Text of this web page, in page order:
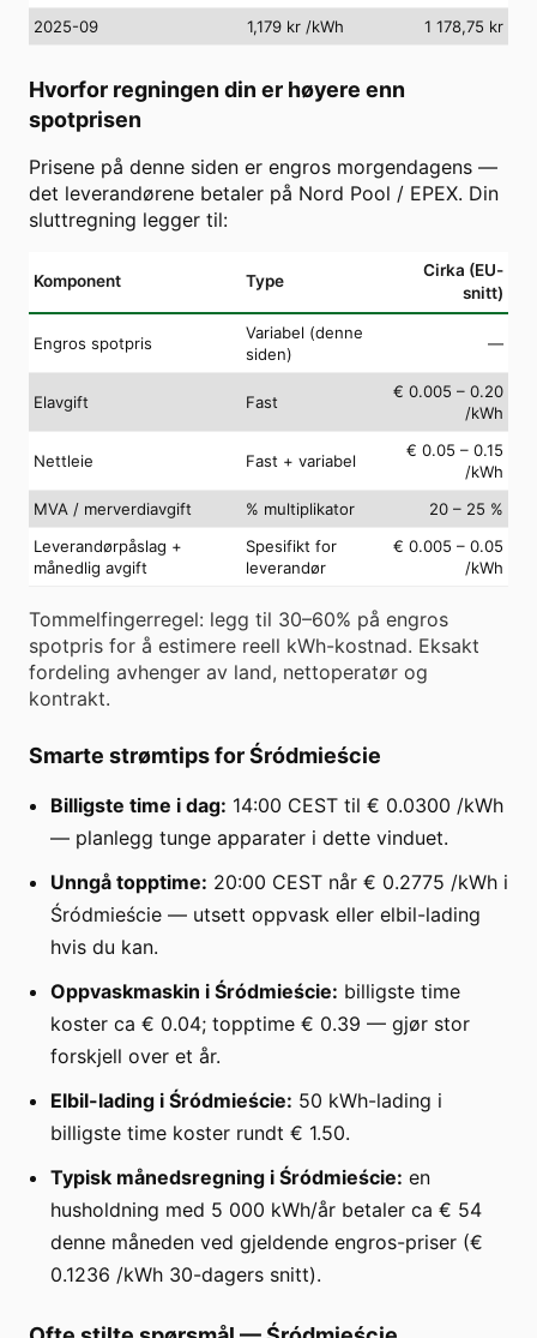
2025-09
1,179 kr /kWh 1 178,75 kr
Hvorfor regningen din er høyere enn
spotprisen
Prisene på denne siden er engros morgendagens —
det leverandørene betaler på Nord Pool / EPEX. Din
sluttregning legger til:
Komponent Type
Cirka (EU-
snitt)
Engros spotpris
Variabel (denne
siden)
—
Elavgift Fast
€ 0.005 – 0.20
/kWh
Nettleie Fast + variabel
€ 0.05 – 0.15
/kWh
MVA / merverdiavgift
% multiplikator
20 – 25 %
Leverandørpåslag +
månedlig avgift
Spesifikt for
leverandør
€ 0.005 – 0.05
/kWh
Tommelfingerregel: legg til 30–60% på engros
spotpris for å estimere reell kWh-kostnad. Eksakt
fordeling avhenger av land, nettoperatør og
kontrakt.
Smarte strømtips for Śródmieście
Billigste time i dag: 14:00 CEST til € 0.0300 /kWh
— planlegg tunge apparater i dette vinduet.
Unngå topptime: 20:00 CEST når € 0.2775 /kWh i
Śródmieście — utsett oppvask eller elbil-lading
hvis du kan.
Oppvaskmaskin i Śródmieście: billigste time
koster ca € 0.04; topptime € 0.39 — gjør stor
forskjell over et år.
Elbil-lading i Śródmieście: 50 kWh-lading i
billigste time koster rundt € 1.50.
Typisk månedsregning i Śródmieście: en
husholdning med 5 000 kWh/år betaler ca € 54
denne måneden ved gjeldende engros-priser (€
0.1236 /kWh 30-dagers snitt).